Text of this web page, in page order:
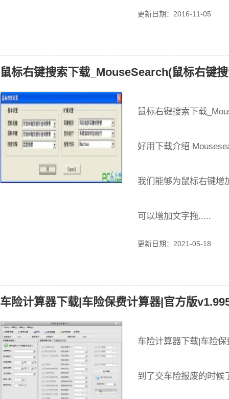
更新日期：2016-11-05
鼠标右键搜索下载_MouseSearch(鼠标右键
鼠标右键搜索下载
好用下载介绍
我们能够为鼠标右键增
可以增加文字拖.....
更新日期：2021-05-18
车险计算器下载|车险保费计算器|官方版
车险计算器下载|车险
到了交车险报废的时候